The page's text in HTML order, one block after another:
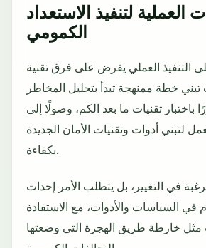
العملية لتنفيذ الاستعداد
الكمومي
التنفيذ العملي يفرض على فرق تقنية
خطة ممنهجة تبدأ بتحليل المخاطر
باختبار تقنيات ما بعد الكم، وصولًا إلى
لتبني أدوات وتقنيات الأمان الجديدة
بكفاءة.
في التغيير، بل يتطلب الأمر إحداث
السياسات والأدوات، مع الاستفادة
مثل خارطة طريق الهجرة التي وضعتها